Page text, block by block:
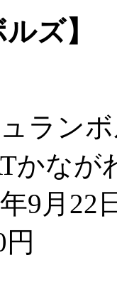
ズ】
ラン
なが
9月22